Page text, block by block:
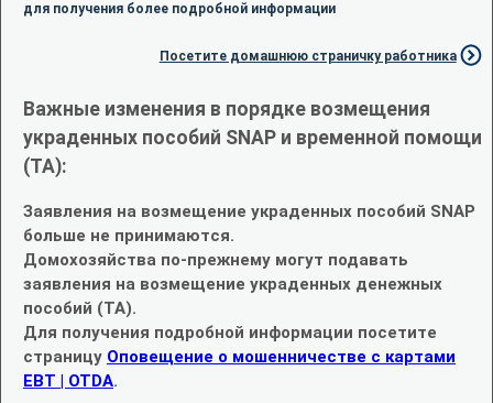
для получения более подробной информации
Посетите домашнюю страничку работника
Важные изменения в порядке возмещения
украденных пособий SNAP и временной помощи
(TA):
Заявления на возмещение украденных пособий SNAP
больше не принимаются.
Домохозяйства по-прежнему могут подавать
заявления на возмещение украденных денежных
пособий (TA).
Для получения подробной информации посетите
страницу Оповещение о мошенничестве с картами
EBT | OTDA.